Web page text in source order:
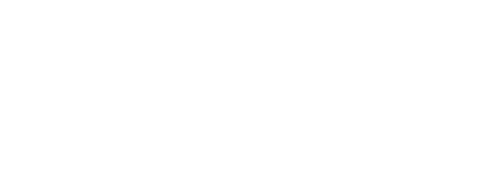
in het berichtveld van de bestelling plaatsen (reken met twee
meerkosten), dan moet dit apart worden overeengekomen.